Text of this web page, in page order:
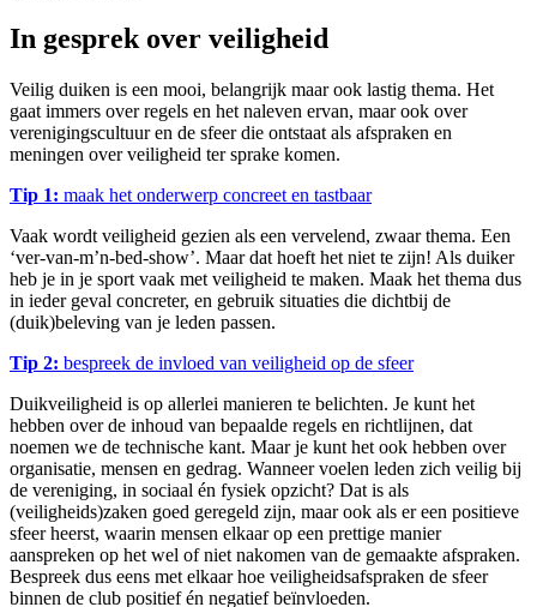
In gesprek over veiligheid
Veilig duiken is een mooi, belangrijk maar ook lastig thema. Het
gaat immers over regels en het naleven ervan, maar ook over
verenigingscultuur en de sfeer die ontstaat als afspraken en
meningen over veiligheid ter sprake komen.
Tip 1: maak het onderwerp concreet en tastbaar
Vaak wordt veiligheid gezien als een vervelend, zwaar thema. Een
‘ver-van-m’n-bed-show’. Maar dat hoeft het niet te zijn! Als duiker
heb je in je sport vaak met veiligheid te maken. Maak het thema dus
in ieder geval concreter, en gebruik situaties die dichtbij de
(duik)beleving van je leden passen.
Tip 2: bespreek de invloed van veiligheid op de sfeer
Duikveiligheid is op allerlei manieren te belichten. Je kunt het
hebben over de inhoud van bepaalde regels en richtlijnen, dat
noemen we de technische kant. Maar je kunt het ook hebben over
organisatie, mensen en gedrag. Wanneer voelen leden zich veilig bij
de vereniging, in sociaal én fysiek opzicht? Dat is als
(veiligheids)zaken goed geregeld zijn, maar ook als er een positieve
sfeer heerst, waarin mensen elkaar op een prettige manier
aanspreken op het wel of niet nakomen van de gemaakte afspraken.
Bespreek dus eens met elkaar hoe veiligheidsafspraken de sfeer
binnen de club positief én negatief beïnvloeden.